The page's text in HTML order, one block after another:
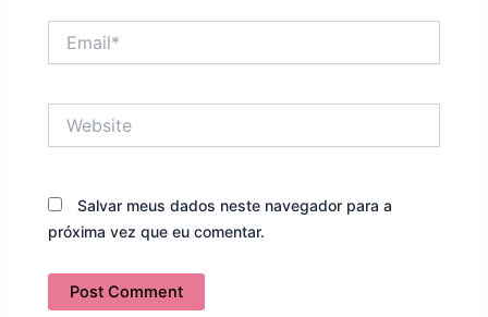
Salvar meus dados neste navegador para a
próxima vez que eu comentar.